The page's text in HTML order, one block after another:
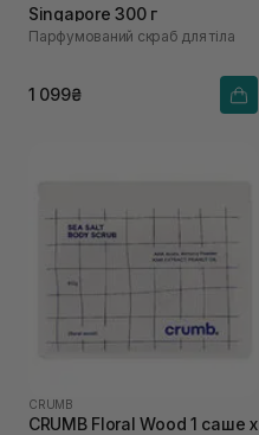
Singapore 300 г
Парфумований скраб для тіла
1 099₴
CRUMB
CRUMB Floral Wood 1 саше х